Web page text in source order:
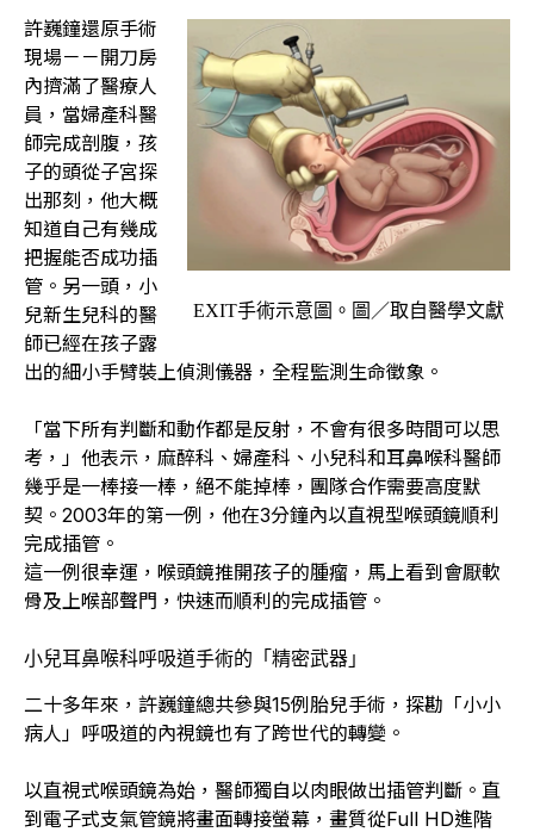
EXIT手術示意圖。圖／取自醫學文獻
許巍鐘還原手術
現場－－開刀房
內擠滿了醫療人
員，當婦產科醫
師完成剖腹，孩
子的頭從子宮探
出那刻，他大概
知道自己有幾成
把握能否成功插
管。另一頭，小
兒新生兒科的醫
師已經在孩子露
出的細小手臂裝上偵測儀器，全程監測生命徵象。
「當下所有判斷和動作都是反射，不會有很多時間可以思
考，」他表示，麻醉科、婦產科、小兒科和耳鼻喉科醫師
幾乎是一棒接一棒，絕不能掉棒，團隊合作需要高度默
契。2003年的第一例，他在3分鐘內以直視型喉頭鏡順利
完成插管。
這一例很幸運，喉頭鏡推開孩子的腫瘤，馬上看到會厭軟
骨及上喉部聲門，快速而順利的完成插管。
小兒耳鼻喉科呼吸道手術的「精密武器」
二十多年來，許巍鐘總共參與15例胎兒手術，探勘「小小
病人」呼吸道的內視鏡也有了跨世代的轉變。
以直視式喉頭鏡為始，醫師獨自以肉眼做出插管判斷。直
到電子式支氣管鏡將畫面轉接螢幕，畫質從Full HD進階